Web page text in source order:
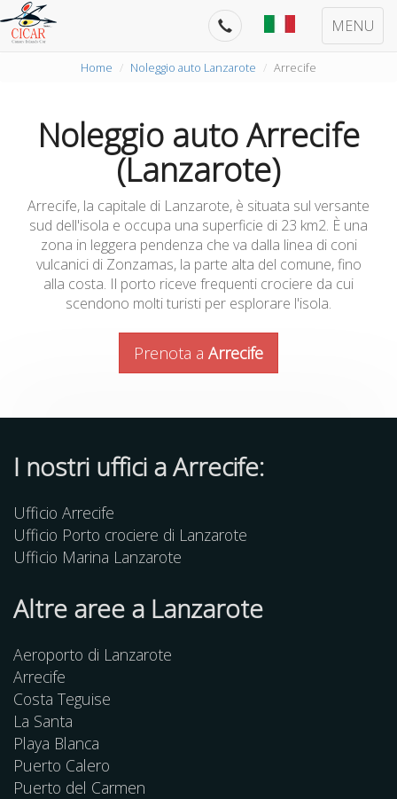
MENU
Home Noleggio auto Lanzarote Arrecife
Noleggio auto Arrecife
(Lanzarote)
Arrecife, la capitale di Lanzarote, è situata sul versante
sud dell'isola e occupa una superficie di 23 km2. È una
zona in leggera pendenza che va dalla linea di coni
vulcanici di Zonzamas, la parte alta del comune, fino
alla costa. Il porto riceve frequenti crociere da cui
scendono molti turisti per esplorare l'isola.
Prenota a Arrecife
I nostri uffici a Arrecife:
Ufficio Arrecife
Ufficio Porto crociere di Lanzarote
Ufficio Marina Lanzarote
Altre aree a Lanzarote
Aeroporto di Lanzarote
Arrecife
Costa Teguise
La Santa
Playa Blanca
Puerto Calero
Puerto del Carmen